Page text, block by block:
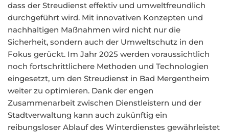
dass der Streudienst effektiv und umweltfreundlich
durchgeführt wird. Mit innovativen Konzepten und
nachhaltigen Maßnahmen wird nicht nur die
Sicherheit, sondern auch der Umweltschutz in den
Fokus gerückt. Im Jahr 2025 werden voraussichtlich
noch fortschrittlichere Methoden und Technologien
eingesetzt, um den Streudienst in Bad Mergentheim
weiter zu optimieren. Dank der engen
Zusammenarbeit zwischen Dienstleistern und der
Stadtverwaltung kann auch zukünftig ein
reibungsloser Ablauf des Winterdienstes gewährleistet